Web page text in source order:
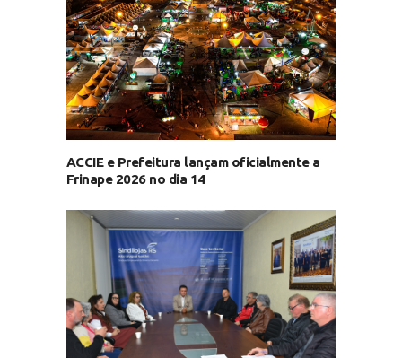
ACCIE e Prefeitura lançam oficialmente a
Frinape 2026 no dia 14